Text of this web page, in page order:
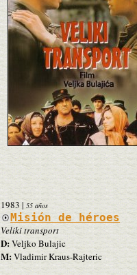
1983 |55 años
Misión de héroes
Veliki transport
D:Veljko Bulajic
M:Vladimir Kraus-Rajteric